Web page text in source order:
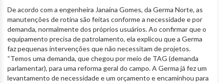
De acordo com a engenheira Janaína Gomes, da Germa Norte, as
manutenções de rotina são feitas conforme a necessidade e por
demanda, normalmente dos próprios usuários. Ao confirmar que o
equipamento precisa de patrolamento, ela explicou que a Germa
faz pequenas intervenções que não necessitam de projetos.
“Temos uma demanda, que chegou por meio de TAG (demanda
parlamentar), para uma reforma geral do campo. A Germa já fez um
levantamento de necessidade e um orçamento e encaminhou para